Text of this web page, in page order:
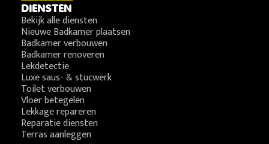
DIENSTEN
Bekijk alle diensten
Nieuwe Badkamer plaatsen
Badkamer verbouwen
Badkamer renoveren
Lekdetectie
Luxe saus- & stucwerk
Toilet verbouwen
Vloer betegelen
Lekkage repareren
Reparatie diensten
Terras aanleggen